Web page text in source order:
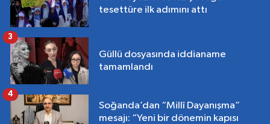
tesettüre ilk adımını attı
Güllü dosyasında iddianame
tamamlandı
3
Soğanda’dan “Millî Dayanışma”
mesajı: “Yeni bir dönemin kapısı
4